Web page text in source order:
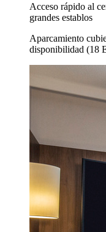
Acceso rápido al
grandes establos
Aparcamiento
disponibilidad (18